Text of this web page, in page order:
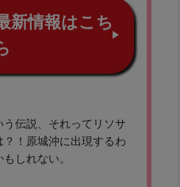
新情報はこち
伝説、それってリソサ
！原城沖に出現するわ
しれない。